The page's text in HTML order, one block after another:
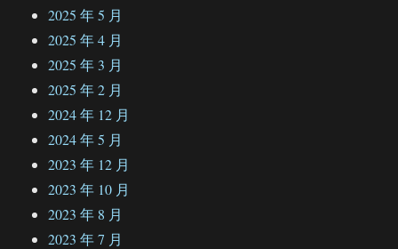
2025 年 5 月
2025 年 4 月
2025 年 3 月
2025 年 2 月
2024 年 12 月
2024 年 5 月
2023 年 12 月
2023 年 10 月
2023 年 8 月
2023 年 7 月